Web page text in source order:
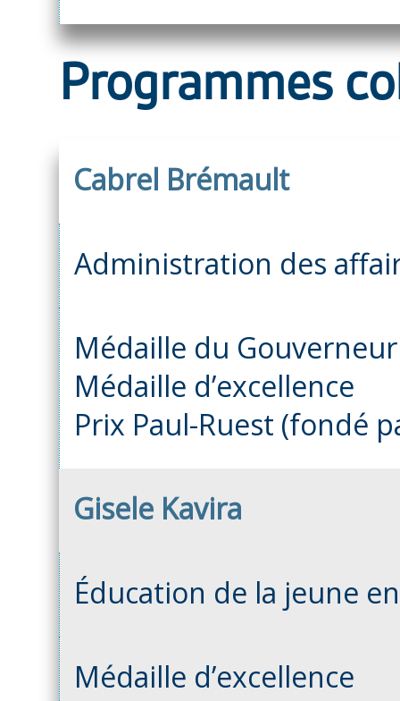
Programmes
Cabrel Brémault
Administration des
Médaille du
Médaille d’excellence
Prix Paul-Ruest (fondé
Gisele Kavira
Éducation de la jeune
Médaille d’excellence